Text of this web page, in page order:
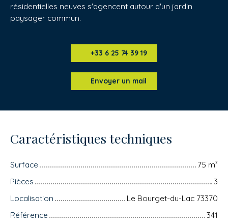
résidentielles neuves s'agencent autour d'un jardin
paysager commun.
+33 6 25 74 39 19
Envoyer un mail
Caractéristiques techniques
Surface 75 m²
Pièces
3
Localisation
Le Bourget-du-Lac 73370
Référence
341